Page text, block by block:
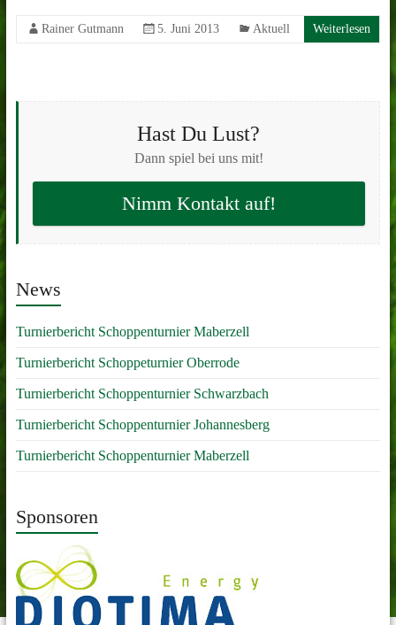
Rainer Gutmann 5. Juni 2013 Aktuell Weiterlesen
Hast Du Lust?
Dann spiel bei uns mit!
Nimm Kontakt auf!
News
Turnierbericht Schoppenturnier Maberzell
Turnierbericht Schoppeturnier Oberrode
Turnierbericht Schoppenturnier Schwarzbach
Turnierbericht Schoppenturnier Johannesberg
Turnierbericht Schoppenturnier Maberzell
Sponsoren